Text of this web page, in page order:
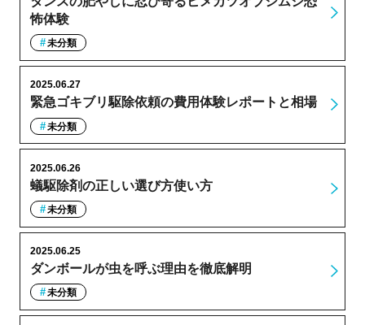
怖体験
未分類
緊急ゴキブリ駆除依頼の費用体験レポートと相場
2025.06.27
未分類
蟻駆除剤の正しい選び方使い方
2025.06.26
未分類
ダンボールが虫を呼ぶ理由を徹底解明
2025.06.25
未分類